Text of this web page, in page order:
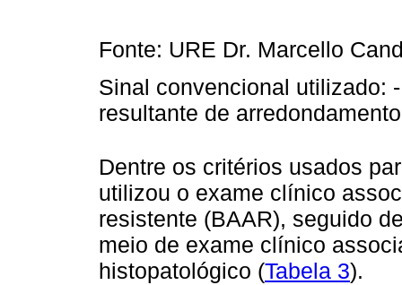
Fonte: URE Dr. Marcello
Sinal convencional utilizado:
resultante de
Dentre os critérios usados
utilizou o exame clínico
resistente (BAAR), seguido
meio de exame clínico
histopatológico (Tabela 3).